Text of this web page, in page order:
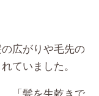
広がりや毛先の
ていました。
「髪を生乾きで